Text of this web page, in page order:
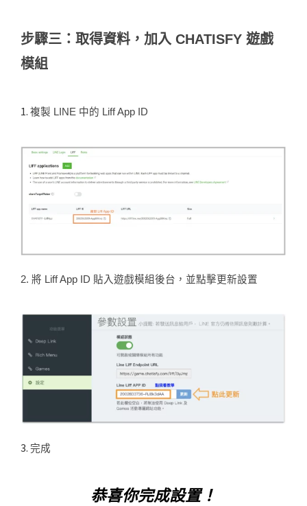
步驟三：取得資料，加入 CHATISFY 遊戲
模組
1. 複製 LINE 中的 Liff App ID
2. 將 Liff App ID 貼入遊戲模組後台，並點擊更新設置
3. 完成
恭喜你完成設置！